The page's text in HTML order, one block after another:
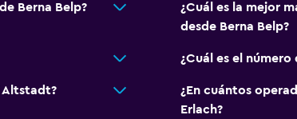
Berna Belp?
¿Cuál es la mejor
desde Berna Belp?
¿Cuál es el
Altstadt?
¿En cuántos
Erlach?